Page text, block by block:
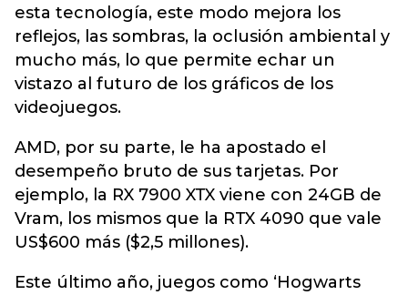
esta tecnología, este modo mejora los
reflejos, las sombras, la oclusión ambiental y
mucho más, lo que permite echar un
vistazo al futuro de los gráficos de los
videojuegos.
AMD, por su parte, le ha apostado el
desempeño bruto de sus tarjetas. Por
ejemplo, la RX 7900 XTX viene con 24GB de
Vram, los mismos que la RTX 4090 que vale
US$600 más ($2,5 millones).
Este último año, juegos como ‘Hogwarts